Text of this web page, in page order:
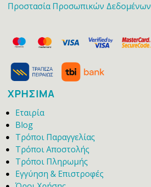
Προστασία Προσωπικών Δεδομένων
ΧΡΗΣΙΜΑ
Εταιρία
Blog
Τρόποι Παραγγελίας
Τρόποι Αποστολής
Τρόποι Πληρωμής
Εγγύηση & Επιστροφές